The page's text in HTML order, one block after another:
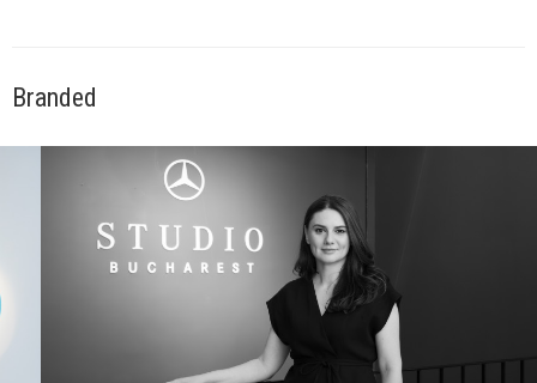
Branded